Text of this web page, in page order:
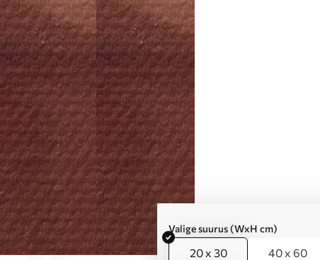
Valige suurus (WxH cm)
20 x 30 40 x 60